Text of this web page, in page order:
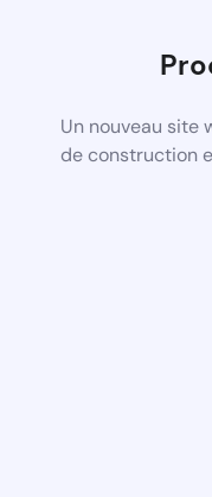
Un nouveau site
de construction